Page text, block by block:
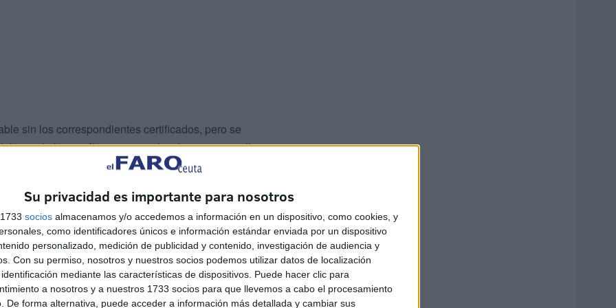
Su privacidad es importante para nosotros
socios almacenamos y/o accedemos a información en un dispositivo, como cookies, y
como identificadores únicos e información estándar enviada por un dispositivo
personalizado, medición de publicidad y contenido, investigación de audiencia y
Con su permiso, nosotros y nuestros socios podemos utilizar datos de localización
mediante las características de dispositivos. Puede hacer clic para
a nosotros y a nuestros 1733 socios para que llevemos a cabo el procesamiento
De forma alternativa, puede acceder a información más detallada y cambiar sus
sin los correspondientes certificados, pero se
sin incumplir, por supuesto, ninguna normativa, y
para explicarles el procedimiento”, han
económicamente a las familias que a lo largo de más